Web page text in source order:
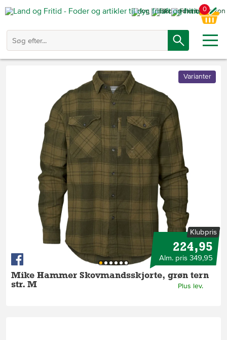
0
Mike Hammer Skovmandsskjorte, grøn tern
str. M
Plus lev.
Varianter
Klubpris
224,95
Alm. pris 349,95